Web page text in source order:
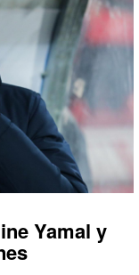
Yamal y